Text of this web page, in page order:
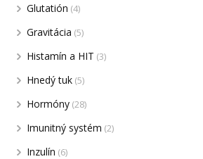
Glutatión (4)
Gravitácia (5)
Histamín a HIT (3)
Hnedý tuk (5)
Hormóny (28)
Imunitný systém (2)
Inzulín (6)